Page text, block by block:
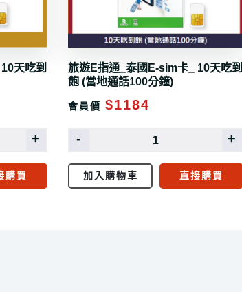
天吃到
+
購買
旅遊E指通_泰國E-sim卡_ 10天吃到
飽 (當地通話100分鐘)
會員價 $1184
- +
加入購物車 直接購買